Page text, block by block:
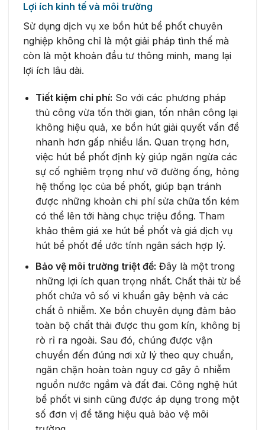
Lợi ích kinh tế và môi trường
Sử dụng dịch vụ xe bồn hút bể phốt chuyên
nghiệp không chỉ là một giải pháp tình thế mà
còn là một khoản đầu tư thông minh, mang lại
lợi ích lâu dài.
Tiết kiệm chi phí: So với các phương pháp
thủ công vừa tốn thời gian, tốn nhân công lại
không hiệu quả, xe bồn hút giải quyết vấn đề
nhanh hơn gấp nhiều lần. Quan trọng hơn,
việc hút bể phốt định kỳ giúp ngăn ngừa các
sự cố nghiêm trọng như vỡ đường ống, hỏng
hệ thống lọc của bể phốt, giúp bạn tránh
được những khoản chi phí sửa chữa tốn kém
có thể lên tới hàng chục triệu đồng. Tham
khảo thêm giá xe hút bể phốt và giá dịch vụ
hút bể phốt để ước tính ngân sách hợp lý.
Bảo vệ môi trường triệt để: Đây là một trong
những lợi ích quan trọng nhất. Chất thải từ bể
phốt chứa vô số vi khuẩn gây bệnh và các
chất ô nhiễm. Xe bồn chuyên dụng đảm bảo
toàn bộ chất thải được thu gom kín, không bị
rò rỉ ra ngoài. Sau đó, chúng được vận
chuyển đến đúng nơi xử lý theo quy chuẩn,
ngăn chặn hoàn toàn nguy cơ gây ô nhiễm
nguồn nước ngầm và đất đai. Công nghệ hút
bể phốt vi sinh cũng được áp dụng trong một
số đơn vị để tăng hiệu quả bảo vệ môi